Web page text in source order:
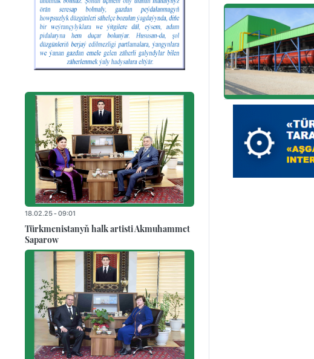
18.02.25 - 09:01
Türkmenistanyň halk artisti Akmuhammet
Saparow